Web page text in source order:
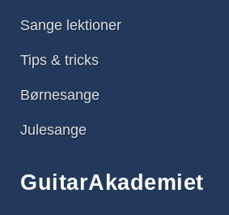
Sange lektioner
Tips & tricks
Børnesange
Julesange
GuitarAkademiet